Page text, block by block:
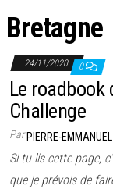
Bretagne
24/11/2020 0
Le roadbook
Challenge
ParPIERRE-
Si tu lis cette page,
que je prévois de